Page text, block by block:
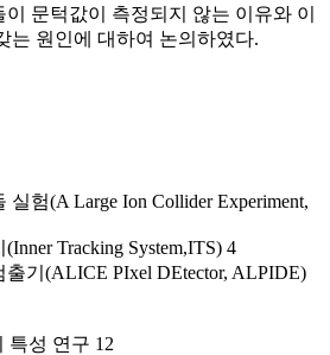
문턱값이 측정되지 않는 이유와 이
는 원인에 대하여 논의하였다.
실험(A Large Ion Collider Experiment,
Tracking System,ITS) 4
출기(ALICE PIxel DEtector, ALPIDE)
특성 연구 12